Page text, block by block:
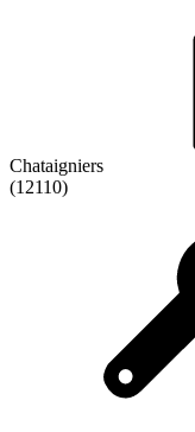
Chataigniers
(12110)